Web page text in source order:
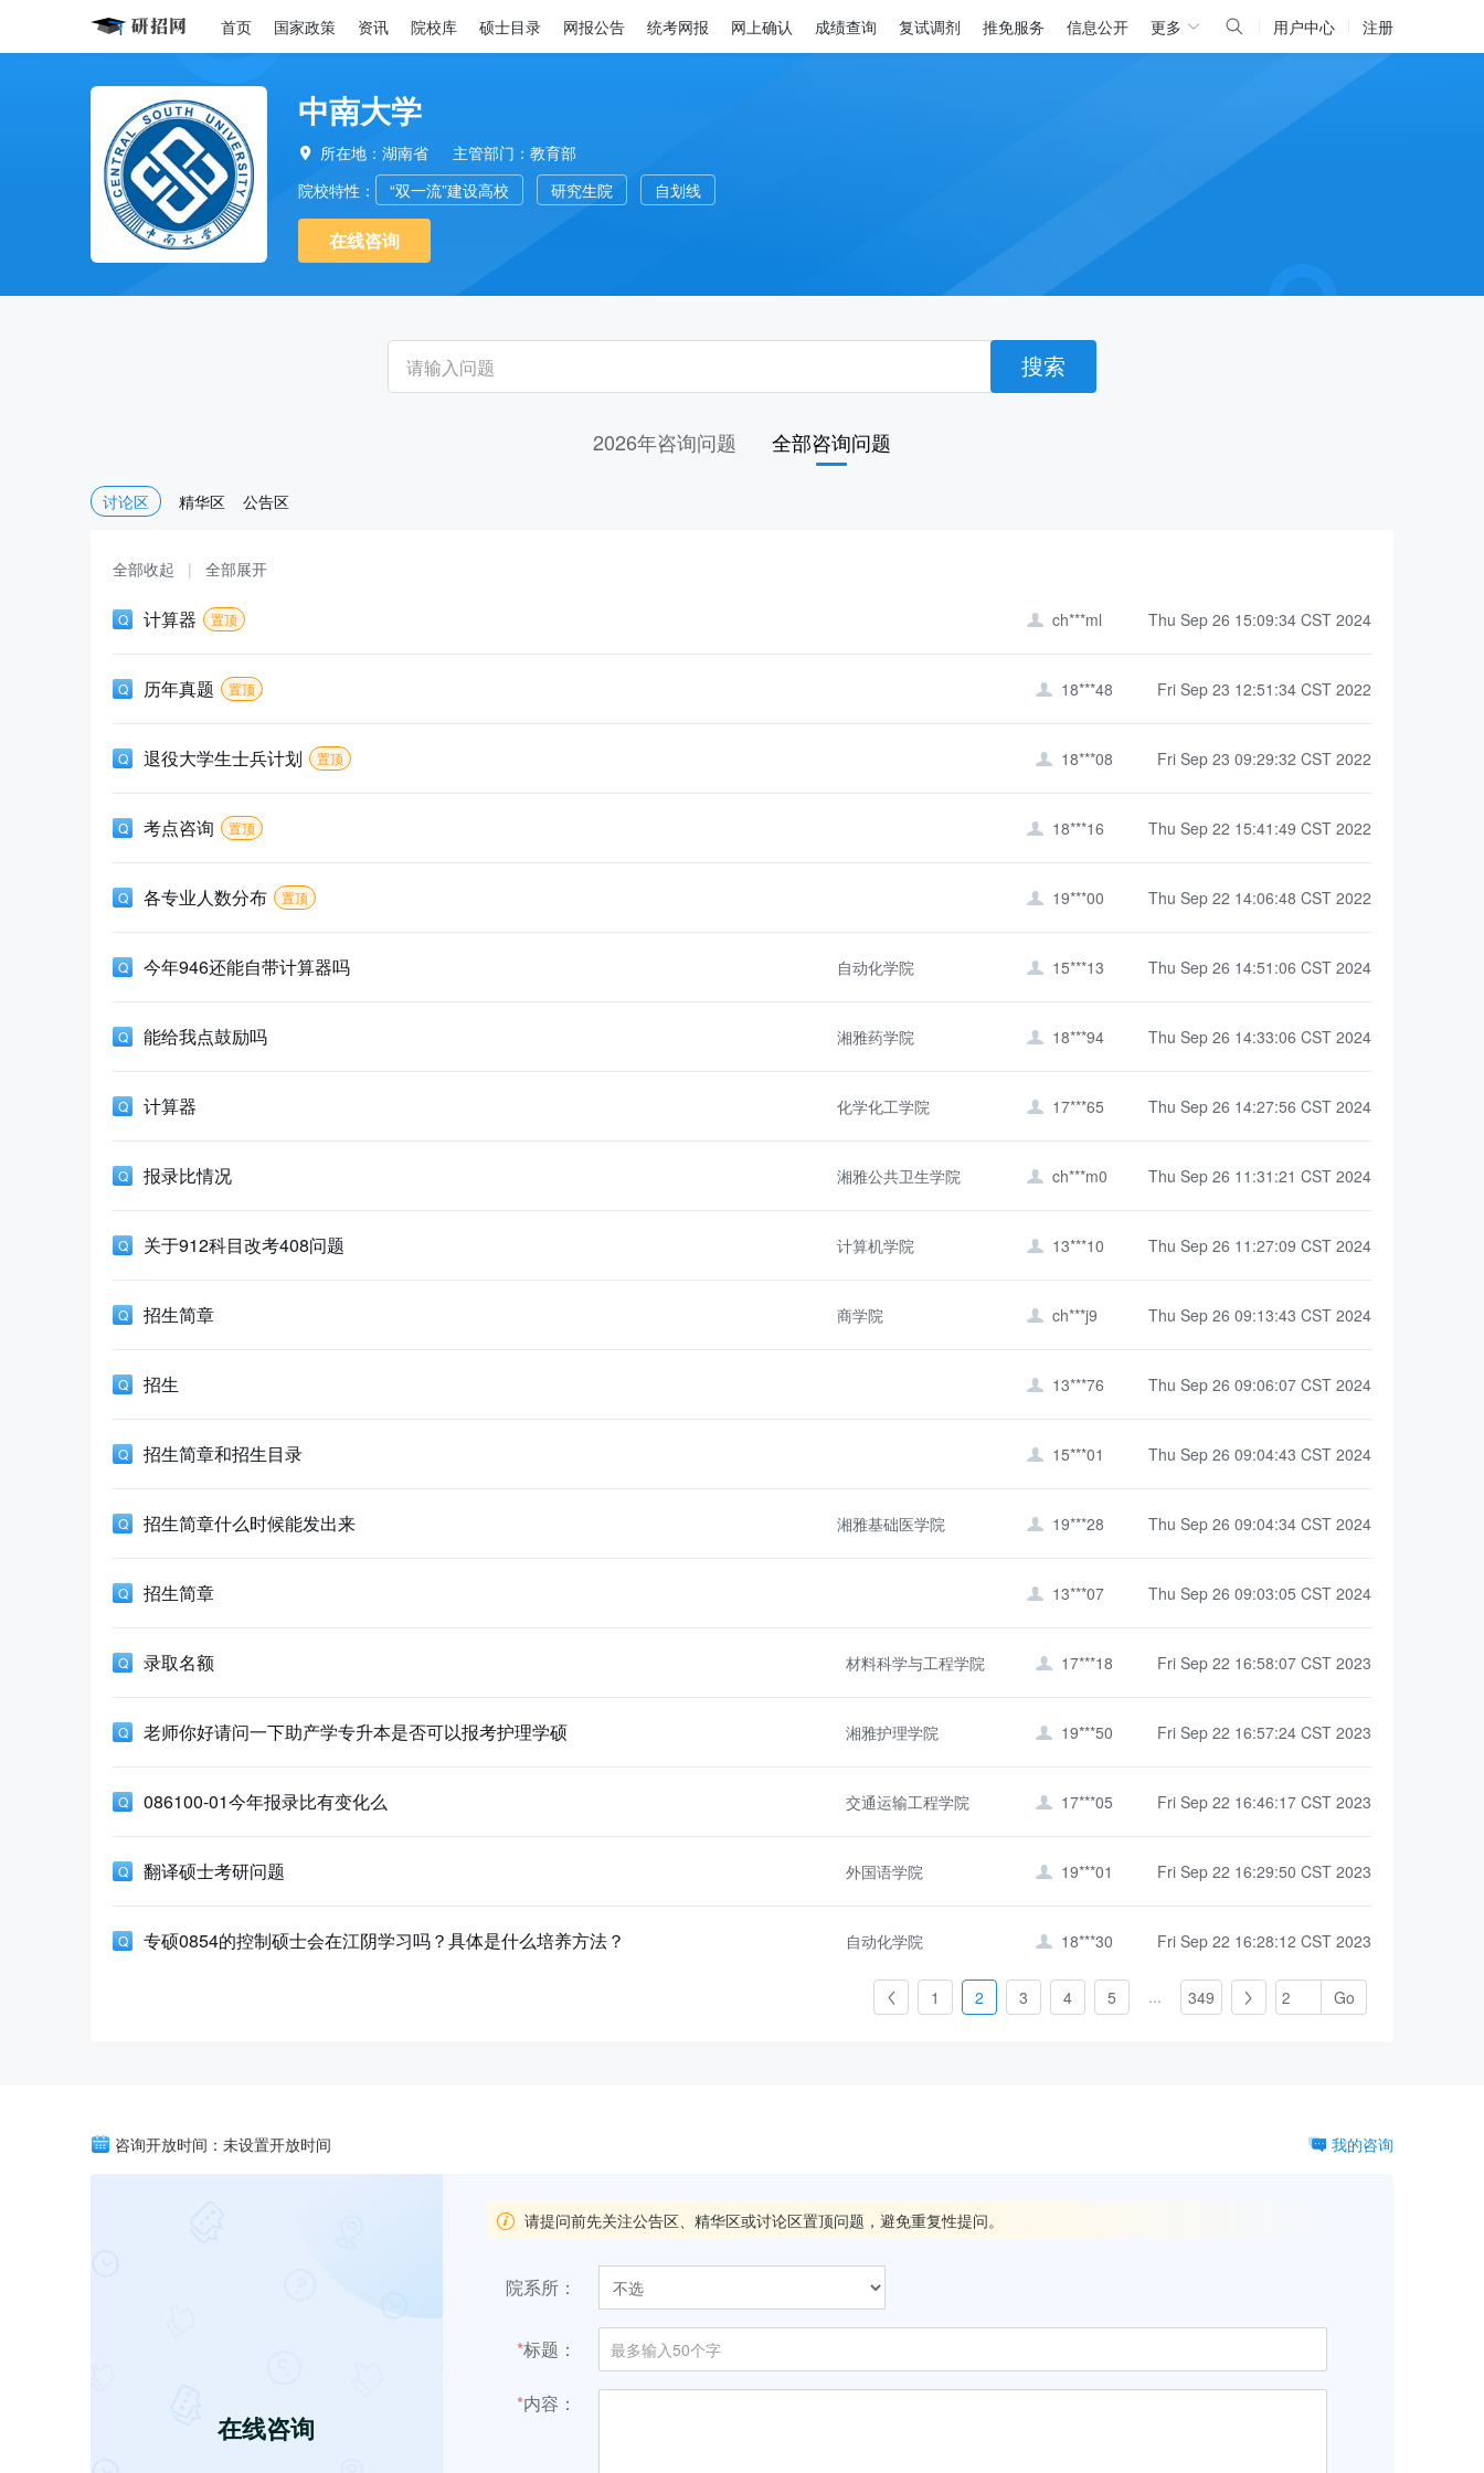
首页 国家政策 资讯 院校库 硕士目录 网报公告 统考网报 网上确认 成绩查询 复试调剂 推免服务 信息公开 更多 用户中心 注册
中南大学
 所在地：湖南省
主管部门：教育部
院校特性：
“双一流”建设高校 研究生院 自划线
在线咨询
搜索
2026年咨询问题 全部咨询问题
讨论区 精华区 公告区
全部收起 | 全部展开
计算器 置顶  ch***ml Thu Sep 26 15:09:34 CST 2024
历年真题 置顶  18***48 Fri Sep 23 12:51:34 CST 2022
退役大学生士兵计划 置顶  18***08 Fri Sep 23 09:29:32 CST 2022
考点咨询 置顶  18***16 Thu Sep 22 15:41:49 CST 2022
各专业人数分布 置顶  19***00 Thu Sep 22 14:06:48 CST 2022
今年946还能自带计算器吗 自动化学院  15***13 Thu Sep 26 14:51:06 CST 2024
能给我点鼓励吗 湘雅药学院  18***94 Thu Sep 26 14:33:06 CST 2024
计算器 化学化工学院  17***65 Thu Sep 26 14:27:56 CST 2024
报录比情况 湘雅公共卫生学院  ch***m0 Thu Sep 26 11:31:21 CST 2024
关于912科目改考408问题 计算机学院  13***10 Thu Sep 26 11:27:09 CST 2024
招生简章 商学院  ch***j9 Thu Sep 26 09:13:43 CST 2024
招生  13***76 Thu Sep 26 09:06:07 CST 2024
招生简章和招生目录  15***01 Thu Sep 26 09:04:43 CST 2024
招生简章什么时候能发出来 湘雅基础医学院  19***28 Thu Sep 26 09:04:34 CST 2024
招生简章  13***07 Thu Sep 26 09:03:05 CST 2024
录取名额 材料科学与工程学院  17***18 Fri Sep 22 16:58:07 CST 2023
老师你好请问一下助产学专升本是否可以报考护理学硕 湘雅护理学院  19***50 Fri Sep 22 16:57:24 CST 2023
086100-01今年报录比有变化么 交通运输工程学院  17***05 Fri Sep 22 16:46:17 CST 2023
翻译硕士考研问题 外国语学院  19***01 Fri Sep 22 16:29:50 CST 2023
专硕0854的控制硕士会在江阴学习吗？具体是什么培养方法？ 自动化学院  18***30 Fri Sep 22 16:28:12 CST 2023
 1 2 3 4 5 ... 349 
咨询开放时间：未设置开放时间 我的咨询